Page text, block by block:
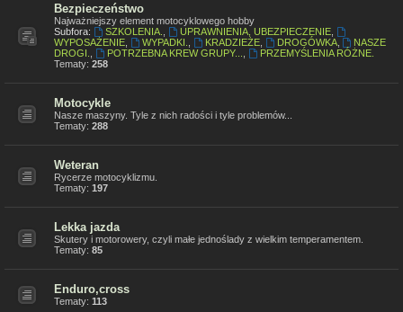
Bezpieczeństwo
Najważniejszy element motocyklowego hobby
Subfora:
SZKOLENIA. UPRAWNIENIA, UBEZPIECZENIE,
WYPOSAŻENIE
WYPADKI. KRADZIEŻE, DROGÓWKA,
NASZE
DROGI.
POTRZEBNA KREW GRUPY...
PRZEMYŚLENIA RÓŻNE.
Tematy: 258
Motocykle
Nasze maszyny. Tyle z nich radości i tyle problemów...
Tematy: 288
Weteran
Rycerze motocyklizmu.
Tematy: 197
Lekka jazda
Skutery i motorowery, czyli małe jednoślady z wielkim temperamentem.
Tematy: 85
Enduro,cross
Tematy: 113